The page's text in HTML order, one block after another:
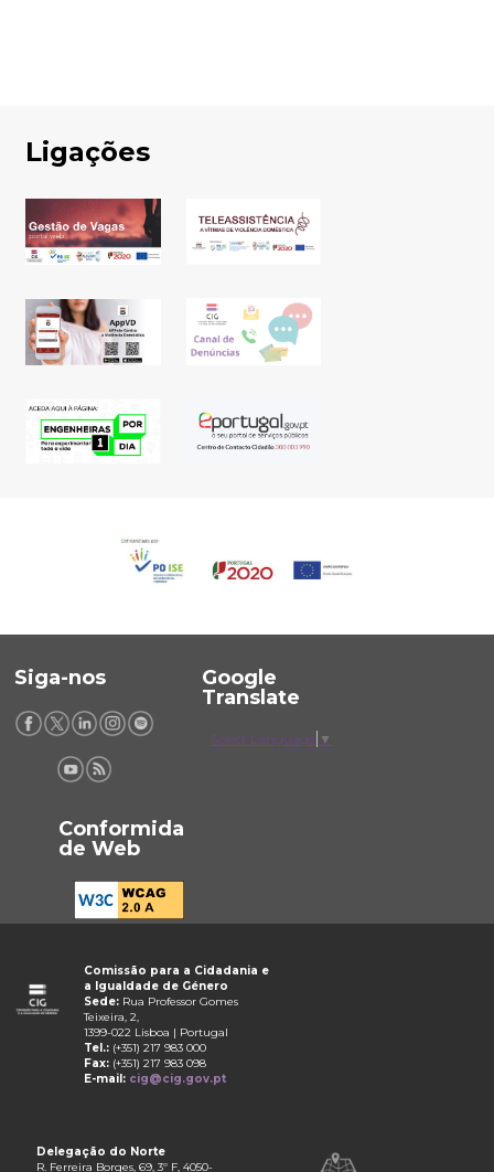
Ligações
Siga-nos
Google
Translate
Select Language ▼
Conformida
de Web
Comissão para a Cidadania e
a Igualdade de Género
Sede: Rua Professor Gomes
Teixeira, 2,
1399-022 Lisboa | Portugal
Tel.: (+351) 217 983 000
Fax: (+351) 217 983 098
E-mail: cig@cig.gov.pt
Delegação do Norte
R. Ferreira Borges, 69, 3º F, 4050-